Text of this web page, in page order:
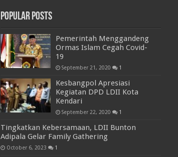
Popular Posts
Pemerintah Menggandeng
Ormas Islam Cegah Covid-
19
September 21, 2020 1
Kesbangpol Apresiasi
Kegiatan DPD LDII Kota
Kendari
September 22, 2020 1
Tingkatkan Kebersamaan, LDII Bunton
Adipala Gelar Family Gathering
October 6, 2023 1